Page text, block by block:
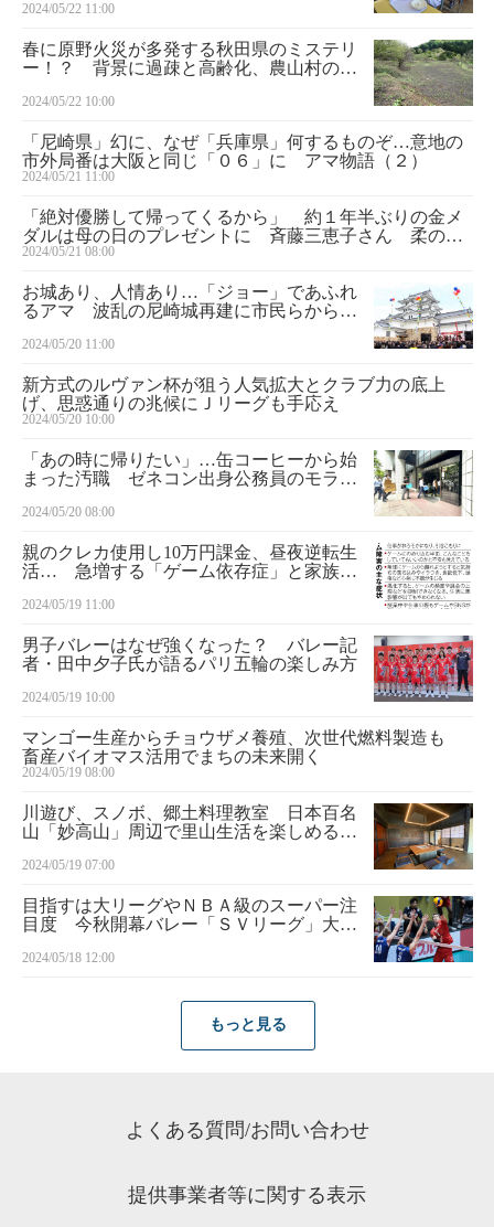
2024/05/22 11:00
春に原野火災が多発する秋田県のミステリ
ー！？ 背景に過疎と高齢化、農山村の深
2024/05/22 10:00
「尼崎県」幻に、なぜ「兵庫県」何するものぞ…意地の
市外局番は大阪と同じ「０６」に アマ物語（２）
2024/05/21 11:00
「絶対優勝して帰ってくるから」 約１年半ぶりの金メ
ダルは母の日のプレゼントに 斉藤三恵子さん 柔の
道、寄り添う
2024/05/21 08:00
お城あり、人情あり…「ジョー」であふれ
るアマ 波乱の尼崎城再建に市民らから寄
2024/05/20 11:00
新方式のルヴァン杯が狙う人気拡大とクラブ力の底上
げ、思惑通りの兆候にＪリーグも手応え
2024/05/20 10:00
「あの時に帰りたい」…缶コーヒーから始
まった汚職 ゼネコン出身公務員のモラル
2024/05/20 08:00
親のクレカ使用し10万円課金、昼夜逆転生
活… 急増する「ゲーム依存症」と家族の
2024/05/19 11:00
男子バレーはなぜ強くなった？ バレー記
者・田中夕子氏が語るパリ五輪の楽しみ方
2024/05/19 10:00
マンゴー生産からチョウザメ養殖、次世代燃料製造も
畜産バイオマス活用でまちの未来開く
2024/05/19 08:00
川遊び、スノボ、郷土料理教室 日本百名
山「妙高山」周辺で里山生活を楽しめる古
2024/05/19 07:00
目指すは大リーグやＮＢＡ級のスーパー注
目度 今秋開幕バレー「ＳＶリーグ」大い
2024/05/18 12:00
もっと見る
よくある質問/お問い合わせ
提供事業者等に関する表示